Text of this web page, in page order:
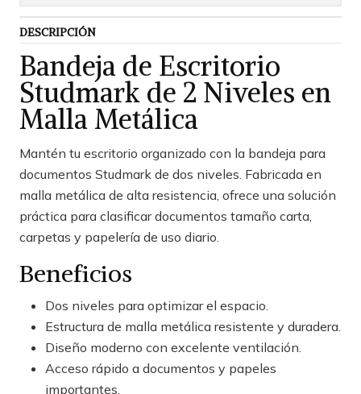
DESCRIPCIÓN
Bandeja de Escritorio
Studmark de 2 Niveles en
Malla Metálica
Mantén tu escritorio organizado con la bandeja para
documentos Studmark de dos niveles. Fabricada en
malla metálica de alta resistencia, ofrece una solución
práctica para clasificar documentos tamaño carta,
carpetas y papelería de uso diario.
Beneficios
Dos niveles para optimizar el espacio.
Estructura de malla metálica resistente y duradera.
Diseño moderno con excelente ventilación.
Acceso rápido a documentos y papeles
importantes.